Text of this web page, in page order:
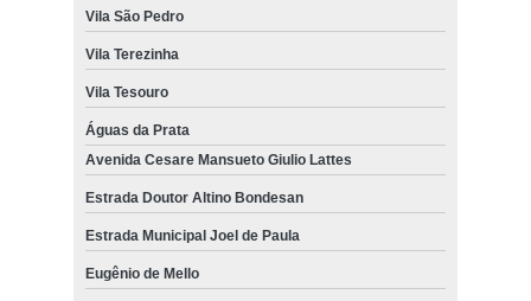
Vila São Pedro
Vila Terezinha
Vila Tesouro
Águas da Prata
Avenida Cesare Mansueto Giulio Lattes
Estrada Doutor Altino Bondesan
Estrada Municipal Joel de Paula
Eugênio de Mello